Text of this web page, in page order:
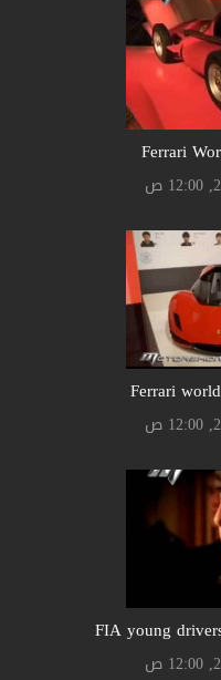
Ferrari
Ferrari
FIA young